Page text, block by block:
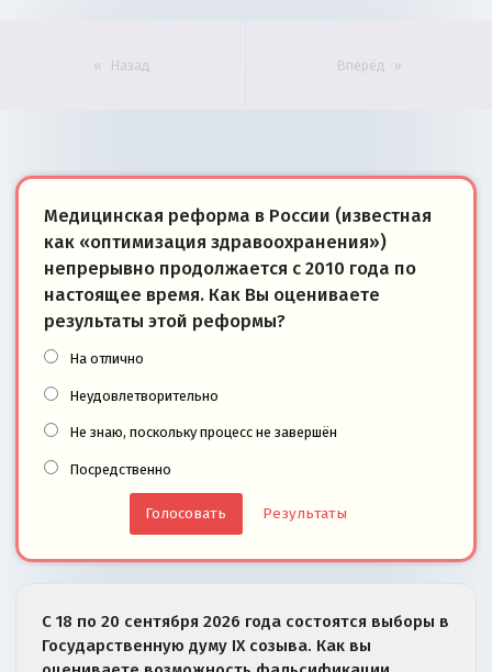
Назад Вперёд
Медицинская реформа в России (известная
как «оптимизация здравоохранения»)
непрерывно продолжается с 2010 года по
настоящее время. Как Вы оцениваете
результаты этой реформы?
На отлично
Неудовлетворительно
Не знаю, поскольку процесс не завершён
Посредственно
Результаты
С 18 по 20 сентября 2026 года состоятся выборы в
Государственную думу IX созыва. Как вы